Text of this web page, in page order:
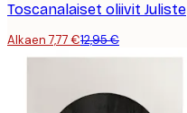
Toscanalaiset oliivit Juliste
Alkaen 7,77 €12,95 €